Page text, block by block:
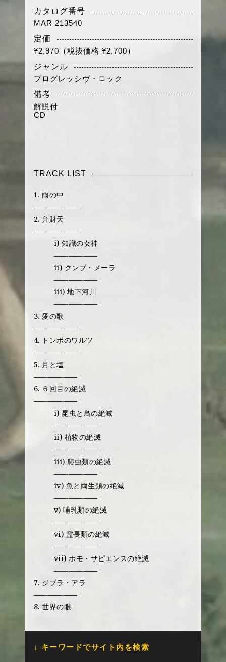
カタログ番号
MAR 213540
定価
¥2,970（税抜価格 ¥2,700）
ジャンル
プログレッシヴ・ロック
備考
解説付
CD
TRACK LIST
1. 雨の中
——————
2. 弁財天
——————
i) 知識の女神
——————
ii) クンブ・メーラ
——————
iii) 地下河川
——————
3. 愛の歌
——————
4. トンボのワルツ
——————
5. 月と塩
——————
6. ６回目の絶滅
——————
i) 昆虫と鳥の絶滅
——————
ii) 植物の絶滅
——————
iii) 爬虫類の絶滅
——————
iv) 魚と両生類の絶滅
——————
v) 哺乳類の絶滅
——————
vi) 霊長類の絶滅
——————
vii) ホモ・サピエンスの絶滅
——————
7. ジブラ・アラ
——————
8. 世界の眼
↓ キーワードでサイト内を検索